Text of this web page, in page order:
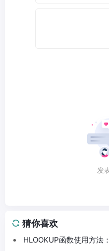
发
猜你喜欢
HLOOKUP函数使用方法